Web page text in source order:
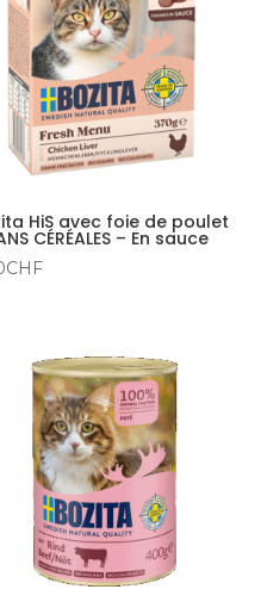
HiS avec foie de poulet
CÉRÉALES – En sauce
CHF